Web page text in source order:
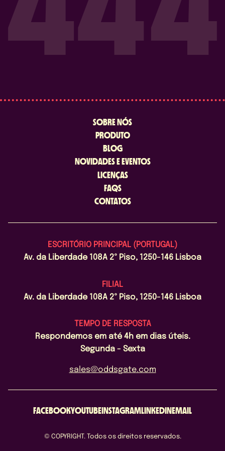
SOBRE NÓS
PRODUTO
BLOG
NOVIDADES E EVENTOS
LICENÇAS
FAQS
CONTATOS
ESCRITÓRIO PRINCIPAL (PORTUGAL)
Av. da Liberdade 108A 2º Piso, 1250-146 Lisboa
FILIAL
Av. da Liberdade 108A 2º Piso, 1250-146 Lisboa
TEMPO DE RESPOSTA
Respondemos em até 4h em dias úteis.
Segunda - Sexta
sales@oddsgate.com
FACEBOOKYOUTUBE INSTAGRAMLINKEDIN EMAIL
© COPYRIGHT. Todos os direitos reservados.